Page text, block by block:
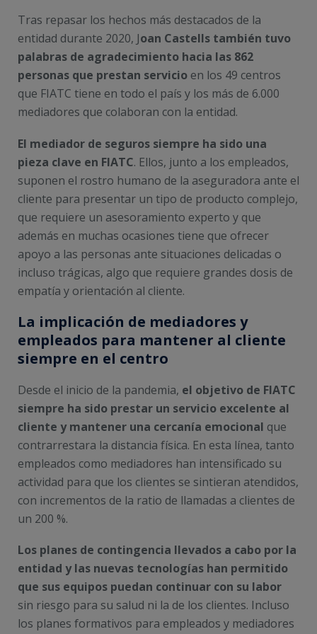
Tras repasar los hechos más destacados de la
entidad durante 2020, Joan Castells también tuvo
palabras de agradecimiento hacia las 862
personas que prestan servicio en los 49 centros
que FIATC tiene en todo el país y los más de 6.000
mediadores que colaboran con la entidad.
El mediador de seguros siempre ha sido una
pieza clave en FIATC. Ellos, junto a los empleados,
suponen el rostro humano de la aseguradora ante el
cliente para presentar un tipo de producto complejo,
que requiere un asesoramiento experto y que
además en muchas ocasiones tiene que ofrecer
apoyo a las personas ante situaciones delicadas o
incluso trágicas, algo que requiere grandes dosis de
empatía y orientación al cliente.
La implicación de mediadores y
empleados para mantener al cliente
siempre en el centro
Desde el inicio de la pandemia, el objetivo de FIATC
siempre ha sido prestar un servicio excelente al
cliente y mantener una cercanía emocional que
contrarrestara la distancia física. En esta línea, tanto
empleados como mediadores han intensificado su
actividad para que los clientes se sintieran atendidos,
con incrementos de la ratio de llamadas a clientes de
un 200 %.
Los planes de contingencia llevados a cabo por la
entidad y las nuevas tecnologías han permitido
que sus equipos puedan continuar con su labor
sin riesgo para su salud ni la de los clientes. Incluso
los planes formativos para empleados y mediadores